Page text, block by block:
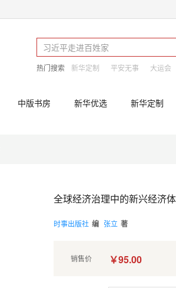
热门搜索 新华定制 平安无事 大运会
中版书房 新华优选 新华定制
全球经济治理中的新兴经济
时事出版社 编 张立 著
销售价 ￥95.00